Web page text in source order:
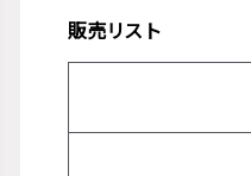
販売リスト